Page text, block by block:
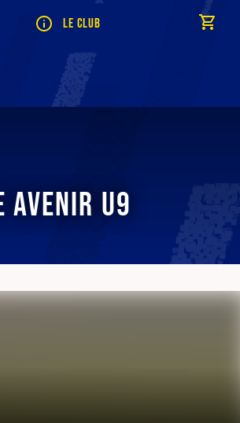
Le club
U9